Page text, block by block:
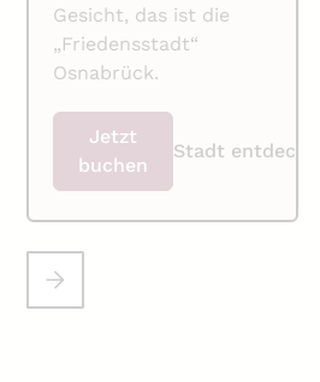
Gesicht, das ist die
„Friedensstadt“
Osnabrück.
Jetzt
buchen
Stadt entdecken